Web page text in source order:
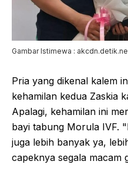
Gambar Istimewa :
Pria yang dikenal kalem
kehamilan kedua Zaskia
Apalagi, kehamilan ini
bayi tabung Morula IVF.
juga lebih banyak ya,
capeknya segala macam